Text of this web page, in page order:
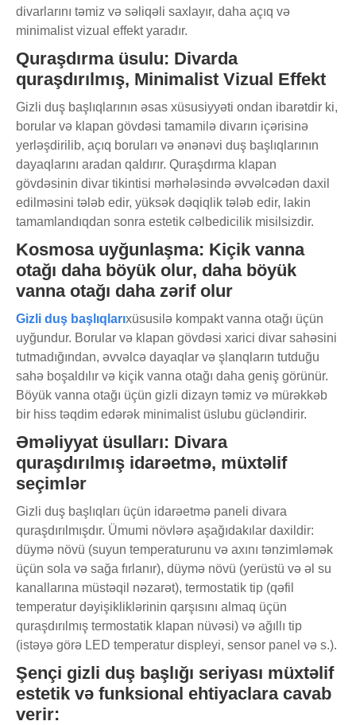
divarlarını təmiz və səliqəli saxlayır, daha açıq və
minimalist vizual effekt yaradır.
Quraşdırma üsulu: Divarda
quraşdırılmış, Minimalist Vizual Effekt
Gizli duş başlıqlarının əsas xüsusiyyəti ondan ibarətdir ki,
borular və klapan gövdəsi tamamilə divarın içərisinə
yerləşdirilib, açıq boruları və ənənəvi duş başlıqlarının
dayaqlarını aradan qaldırır. Quraşdırma klapan
gövdəsinin divar tikintisi mərhələsində əvvəlcədən daxil
edilməsini tələb edir, yüksək dəqiqlik tələb edir, lakin
tamamlandıqdan sonra estetik cəlbedicilik misilsizdir.
Kosmosa uyğunlaşma: Kiçik vanna
otağı daha böyük olur, daha böyük
vanna otağı daha zərif olur
Gizli duş başlıqlarıxüsusilə kompakt vanna otağı üçün
uyğundur. Borular və klapan gövdəsi xarici divar sahəsini
tutmadığından, əvvəlcə dayaqlar və şlanqların tutduğu
sahə boşaldılır və kiçik vanna otağı daha geniş görünür.
Böyük vanna otağı üçün gizli dizayn təmiz və mürəkkəb
bir hiss təqdim edərək minimalist üslubu gücləndirir.
Əməliyyat üsulları: Divara
quraşdırılmış idarəetmə, müxtəlif
seçimlər
Gizli duş başlıqları üçün idarəetmə paneli divara
quraşdırılmışdır. Ümumi növlərə aşağıdakılar daxildir:
düymə növü (suyun temperaturunu və axını tənzimləmək
üçün sola və sağa fırlanır), düymə növü (yerüstü və əl su
kanallarına müstəqil nəzarət), termostatik tip (qəfil
temperatur dəyişikliklərinin qarşısını almaq üçün
quraşdırılmış termostatik klapan nüvəsi) və ağıllı tip
(istəyə görə LED temperatur displeyi, sensor panel və s.).
Şençi gizli duş başlığı seriyası müxtəlif
estetik və funksional ehtiyaclara cavab
verir: